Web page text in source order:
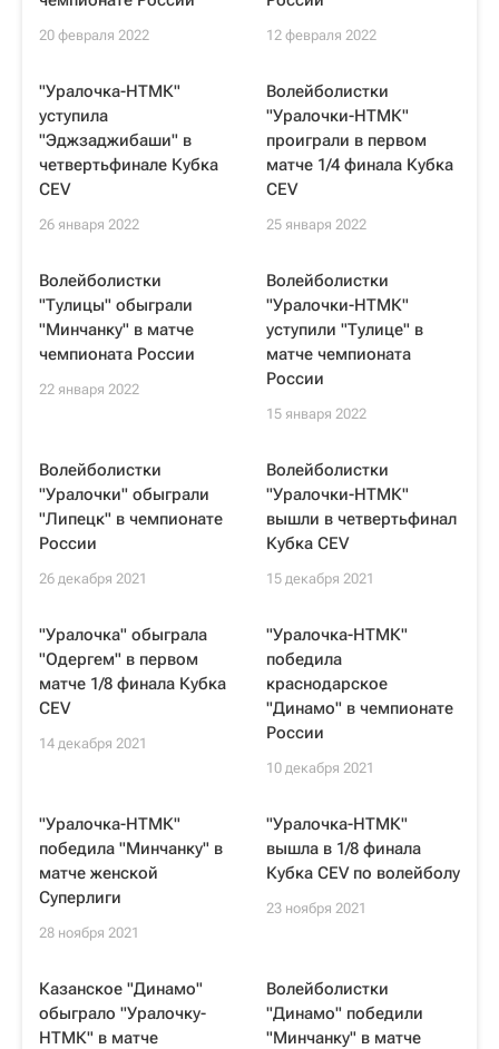
20 февраля 2022 12 февраля 2022
"Уралочка-НТМК"
уступила
"Эджзаджибаши" в
четвертьфинале Кубка
CEV
26 января 2022
Волейболистки
"Уралочки-НТМК"
проиграли в первом
матче 1/4 финала Кубка
CEV
25 января 2022
Волейболистки
"Тулицы" обыграли
"Минчанку" в матче
чемпионата России
22 января 2022
Волейболистки
"Уралочки-НТМК"
уступили "Тулице" в
матче чемпионата
России
15 января 2022
Волейболистки
"Уралочки" обыграли
"Липецк" в чемпионате
России
26 декабря 2021
Волейболистки
"Уралочки-НТМК"
вышли в четвертьфинал
Кубка CEV
15 декабря 2021
"Уралочка" обыграла
"Одергем" в первом
матче 1/8 финала Кубка
CEV
14 декабря 2021
"Уралочка-НТМК"
победила
краснодарское
"Динамо" в чемпионате
России
10 декабря 2021
"Уралочка-НТМК"
победила "Минчанку" в
матче женской
Суперлиги
28 ноября 2021
"Уралочка-НТМК"
вышла в 1/8 финала
Кубка CEV по волейболу
23 ноября 2021
Казанское "Динамо"
обыграло "Уралочку-
НТМК" в матче
Волейболистки
"Динамо" победили
"Минчанку" в матче